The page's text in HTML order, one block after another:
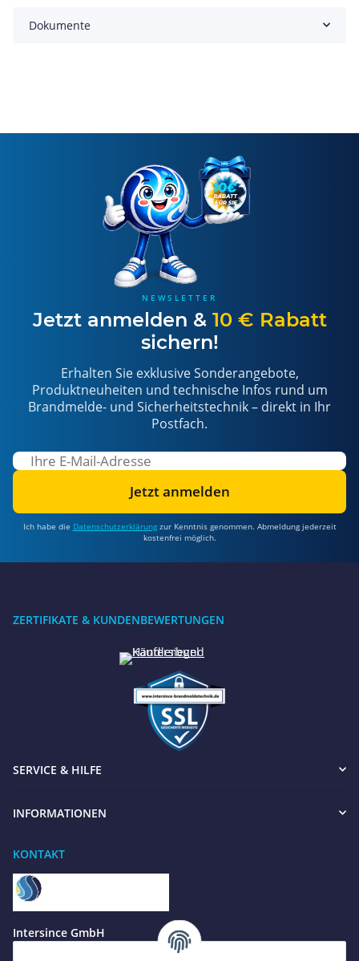
Wir sind gerne für Sie da
Jetzt anrufen
+49 8679 984969 - 0
werktags Mo–Fr 8:30–17:00 Uhr
Dokumente
NEWSLETTER
Jetzt anmelden & 10 € Rabatt
sichern!
Erhalten Sie exklusive Sonderangebote,
Produktneuheiten und technische Infos rund um
Brandmelde- und Sicherheitstechnik – direkt in Ihr
Postfach.
Jetzt anmelden
Ich habe die Datenschutzerklärungzur Kenntnis genommen. Abmeldung jederzeit
kostenfrei möglich.
ZERTIFIKATE & KUNDENBEWERTUNGEN
SERVICE & HILFE
INFORMATIONEN
KONTAKT
Intersince GmbH